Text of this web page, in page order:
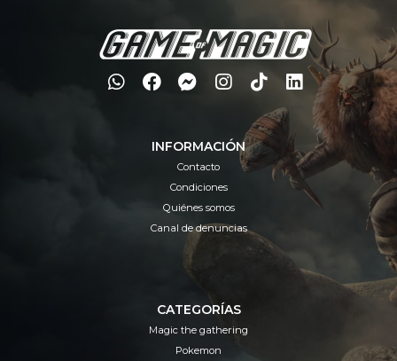
INFORMACIÓN
Contacto
Condiciones
Quiénes somos
Canal de denuncias
CATEGORÍAS
Magic the gathering
Pokemon